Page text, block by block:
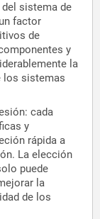
sistema de
factor
de
y
la
los sistemas
cada
y
rápida a
La elección
puede
la
de los